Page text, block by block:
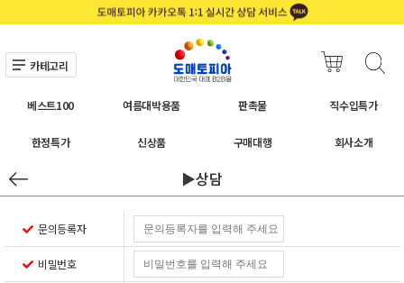
카테고리
베스트100 여름대박용품 판촉물 직수입특가
한정특가 신상품 구매대행 회사소개
▶상담
문의등록자
비밀번호